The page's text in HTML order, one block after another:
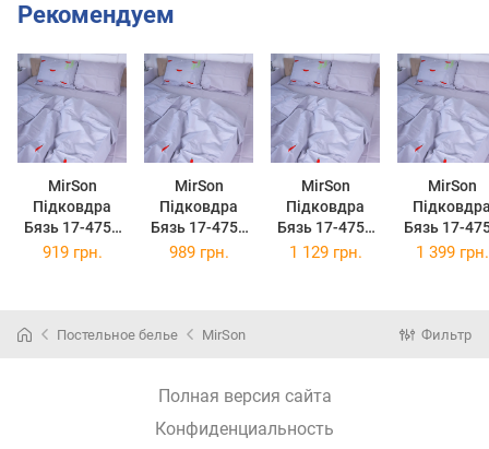
Рекомендуем
MirSon
Підковдра
Бязь 17-4754
Benvenuto 160
MirSon
Підковдра
Бязь 17-4754
Benvenuto 175
MirSon
Підковдра
Бязь 17-4754
Benvenuto 200
MirSon
Бязь 17-
Benvenuto
919 грн. 989 грн. 1 129 грн. 1 399 грн.
Постельное белье MirSon Фильтр
Полная версия сайта
Конфиденциальность